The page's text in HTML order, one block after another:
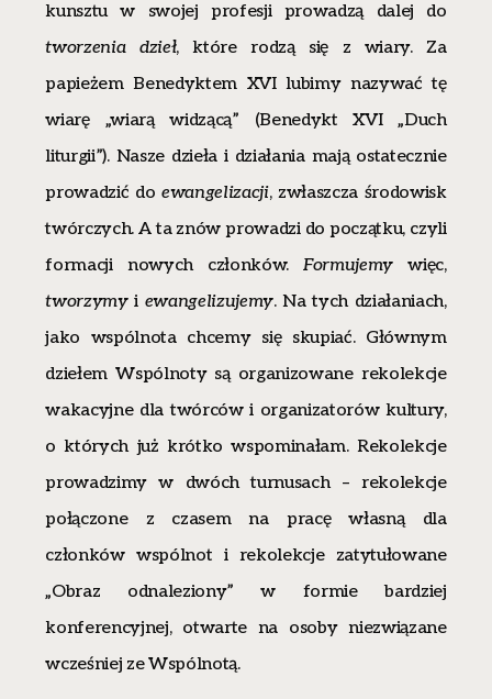
kunsztu w swojej profesji prowadzą dalej do
tworzenia dzieł, które rodzą się z wiary. Za
papieżem Benedyktem XVI lubimy nazywać tę
wiarę „wiarą widzącą” (Benedykt XVI „Duch
liturgii”). Nasze dzieła i działania mają ostatecznie
prowadzić do ewangelizacji, zwłaszcza środowisk
twórczych. A ta znów prowadzi do początku, czyli
formacji nowych członków.Formujemywięc,
tworzymyi ewangelizujemy. Na tych działaniach,
jako wspólnota chcemy się skupiać. Głównym
dziełem Wspólnoty są organizowane rekolekcje
wakacyjne dla twórców i organizatorów kultury,
o których już krótko wspominałam. Rekolekcje
prowadzimy w dwóch turnusach – rekolekcje
połączone z czasem na pracę własną dla
członków wspólnot i rekolekcje zatytułowane
„Obraz odnaleziony” w formie bardziej
konferencyjnej, otwarte na osoby niezwiązane
wcześniej ze Wspólnotą.